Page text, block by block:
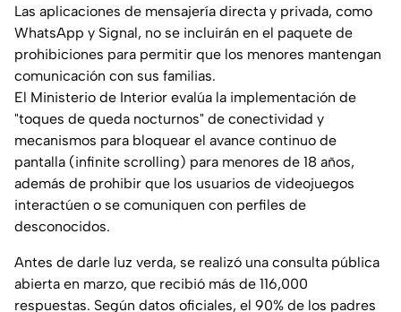
Las aplicaciones de mensajería directa y privada, como
WhatsApp y Signal, no se incluirán en el paquete de
prohibiciones para permitir que los menores mantengan
comunicación con sus familias.
El Ministerio de Interior evalúa la implementación de
"toques de queda nocturnos" de conectividad y
mecanismos para bloquear el avance continuo de
pantalla (infinite scrolling) para menores de 18 años,
además de prohibir que los usuarios de videojuegos
interactúen o se comuniquen con perfiles de
desconocidos.
Antes de darle luz verda, se realizó una consulta pública
abierta en marzo, que recibió más de 116,000
respuestas. Según datos oficiales, el 90% de los padres